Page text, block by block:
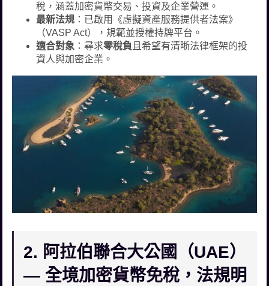
稅，涵蓋加密貨幣交易、投資及企業營運。
最新法規 ：已啟用《虛擬資產服務提供者法案》
（VASP Act），規範並授權持牌平台。
適合對象 ：尋求零稅負 且希望有清晰法律框架的投
資人與加密企業。
2. 阿拉伯聯合大公國（UAE）
— 全境加密貨幣免稅，法規明